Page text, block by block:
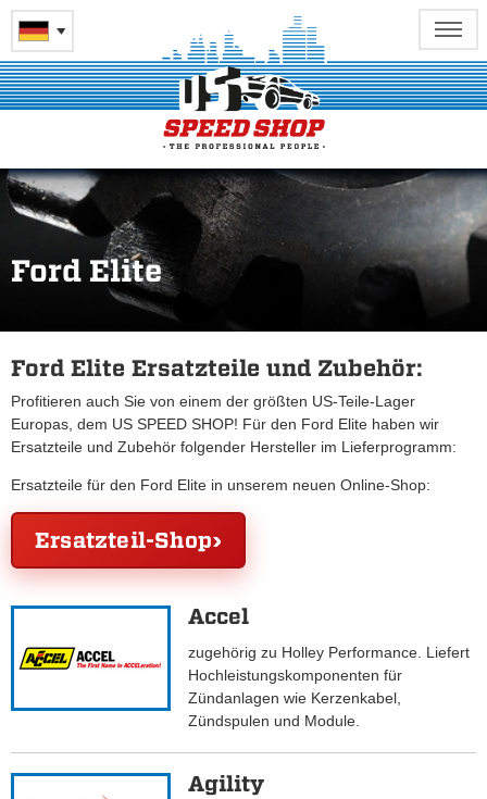
Ford Elite
Ford Elite Ersatzteile und Zubehör:
Profitieren auch Sie von einem der größten US-Teile-Lager
Europas, dem US SPEED SHOP! Für den Ford Elite haben wir
Ersatzteile und Zubehör folgender Hersteller im Lieferprogramm:
Ersatzteile für den Ford Elite in unserem neuen Online-Shop:
Ersatzteil-Shop
Accel
zugehörig zu Holley Performance. Liefert
Hochleistungskomponenten für
Zündanlagen wie Kerzenkabel,
Zündspulen und Module.
Agility